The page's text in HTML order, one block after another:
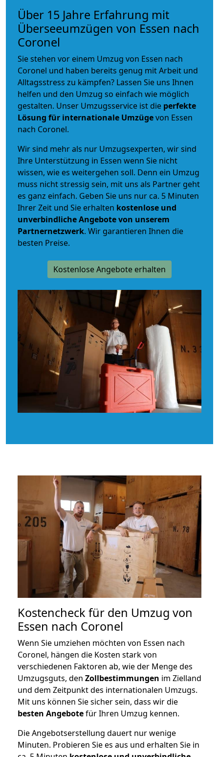
Über 15 Jahre Erfahrung mit
Überseeumzügen von Essen nach
Coronel
Sie stehen vor einem Umzug von Essen nach
Coronel und haben bereits genug mit Arbeit und
Alltagsstress zu kämpfen? Lassen Sie uns Ihnen
helfen und den Umzug so einfach wie möglich
gestalten. Unser Umzugsservice ist die perfekte
Lösung für internationale Umzügevon Essen
nach Coronel.
Wir sind mehr als nur Umzugsexperten, wir sind
Ihre Unterstützung in Essen wenn Sie nicht
wissen, wie es weitergehen soll. Denn ein Umzug
muss nicht stressig sein, mit uns als Partner geht
es ganz einfach. Geben Sie uns nur ca. 5 Minuten
Ihrer Zeit und Sie erhalten kostenlose und
unverbindlicheAngebote von unserem
Partnernetzwerk. Wir garantieren Ihnen die
besten Preise.
Kostenlose Angebote erhalten
Kostencheck für den Umzug von
Essen nach Coronel
Wenn Sie umziehen möchten von Essen nach
Coronel, hängen die Kosten stark von
verschiedenen Faktoren ab, wie der Menge des
Umzugsguts, den Zollbestimmungen im Zielland
und dem Zeitpunkt des internationalen Umzugs.
Mit uns können Sie sicher sein, dass wir die
besten Angebotefür Ihren Umzug kennen.
Die Angebotserstellung dauert nur wenige
Minuten. Probieren Sie es aus und erhalten Sie in